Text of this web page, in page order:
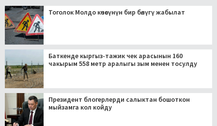
Тоголок Молдо көчөсүнүн бир бөлүгү жабылат
Баткенде кыргыз-тажик чек арасынын 160
чакырым 558 метр аралыгы зым менен тосулду
Президент блогерлерди салыктан бошоткон
мыйзамга кол койду